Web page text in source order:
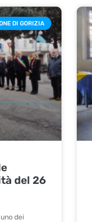
DI GORIZIA
del 26
dei